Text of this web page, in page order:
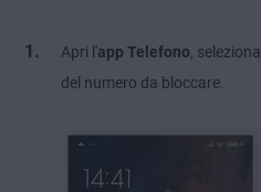
Apri l'app Telefono , seleziona
del numero da bloccare.